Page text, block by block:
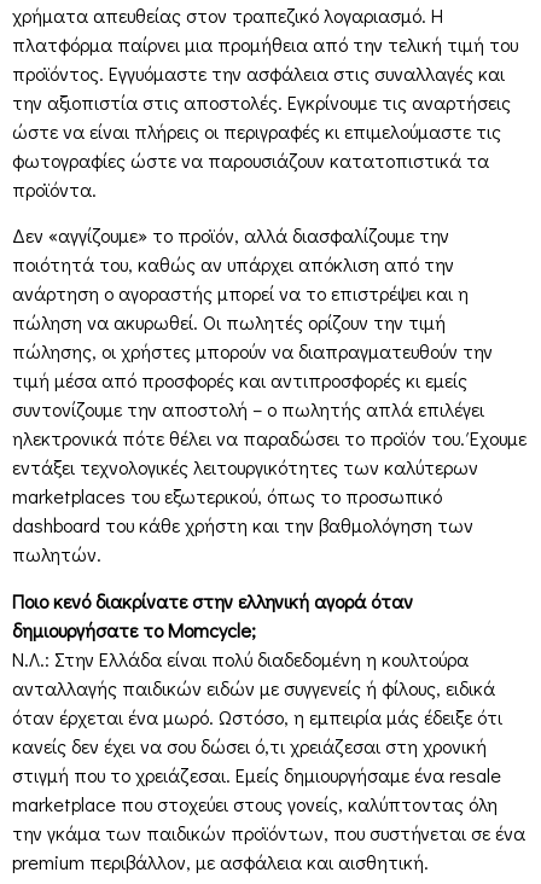
χρήματα απευθείας στον τραπεζικό λογαριασμό. Η
πλατφόρμα παίρνει μια προμήθεια από την τελική τιμή του
προϊόντος. Εγγυόμαστε την ασφάλεια στις συναλλαγές και
την αξιοπιστία στις αποστολές. Εγκρίνουμε τις αναρτήσεις
ώστε να είναι πλήρεις οι περιγραφές κι επιμελούμαστε τις
φωτογραφίες ώστε να παρουσιάζουν κατατοπιστικά τα
προϊόντα.
Δεν «αγγίζουμε» το προϊόν, αλλά διασφαλίζουμε την
ποιότητά του, καθώς αν υπάρχει απόκλιση από την
ανάρτηση ο αγοραστής μπορεί να το επιστρέψει και η
πώληση να ακυρωθεί. Οι πωλητές ορίζουν την τιμή
πώλησης, οι χρήστες μπορούν να διαπραγματευθούν την
τιμή μέσα από προσφορές και αντιπροσφορές κι εμείς
συντονίζουμε την αποστολή – ο πωλητής απλά επιλέγει
ηλεκτρονικά πότε θέλει να παραδώσει το προϊόν του. Έχουμε
εντάξει τεχνολογικές λειτουργικότητες των καλύτερων
marketplaces του εξωτερικού, όπως το προσωπικό
dashboard του κάθε χρήστη και την βαθμολόγηση των
πωλητών.
Ποιο κενό διακρίνατε στην ελληνική αγορά όταν
δημιουργήσατε το Momcycle;
Ν.Λ.: Στην Ελλάδα είναι πολύ διαδεδομένη η κουλτούρα
ανταλλαγής παιδικών ειδών με συγγενείς ή φίλους, ειδικά
όταν έρχεται ένα μωρό. Ωστόσο, η εμπειρία μάς έδειξε ότι
κανείς δεν έχει να σου δώσει ό,τι χρειάζεσαι στη χρονική
στιγμή που το χρειάζεσαι. Εμείς δημιουργήσαμε ένα resale
marketplace που στοχεύει στους γονείς, καλύπτοντας όλη
την γκάμα των παιδικών προϊόντων, που συστήνεται σε ένα
premium περιβάλλον, με ασφάλεια και αισθητική.